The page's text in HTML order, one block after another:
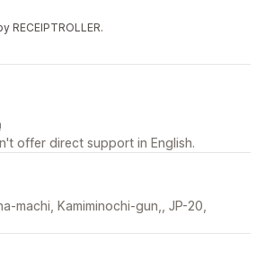
offer direct support in English.
machi, Kamiminochi-gun,, JP-20,